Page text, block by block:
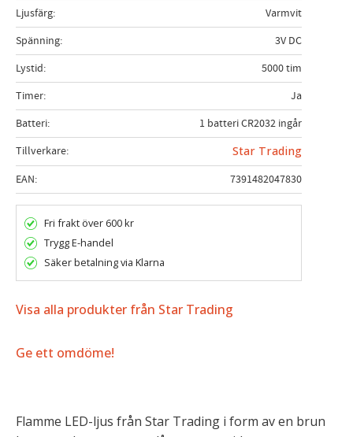
Ljusfärg
Varmvit
Spänning
3V DC
Lystid
5000 tim
Timer
Ja
Batteri
1 batteri CR2032 ingår
Tillverkare
Star Trading
EAN
7391482047830
Fri frakt över 600 kr
Trygg E-handel
Säker betalning via Klarna
Visa alla produkter från Star Trading
Ge ett omdöme!
Flamme LED-ljus från Star Trading i form av en brun